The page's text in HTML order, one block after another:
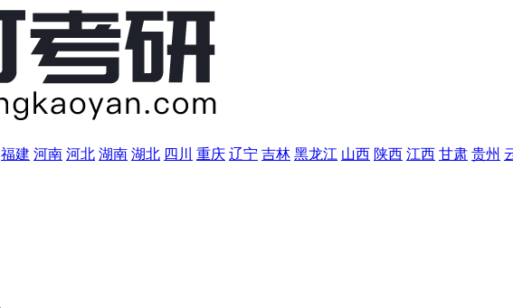
福建 河南 河北 湖南 湖北 四川 重庆 辽宁 吉林 黑龙江 山西 陕西 江西 甘肃 贵州